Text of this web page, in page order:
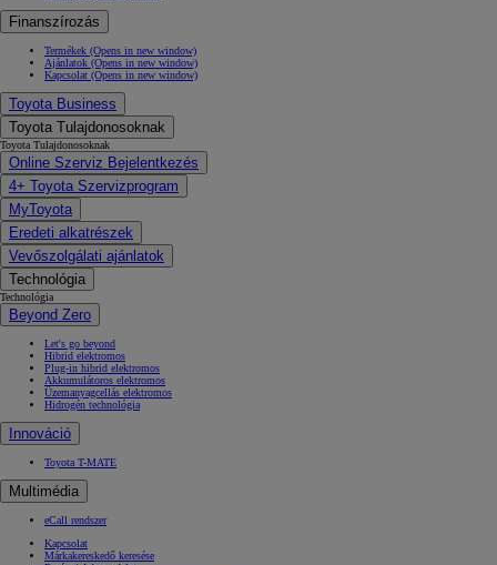
Finanszírozás
Termékek (Opens in new window)
Ajánlatok (Opens in new window)
Kapcsolat (Opens in new window)
Toyota Business
Toyota Tulajdonosoknak
Toyota Tulajdonosoknak
Online Szerviz Bejelentkezés
4+ Toyota Szervizprogram
MyToyota
Eredeti alkatrészek
Vevőszolgálati ajánlatok
Technológia
Technológia
Beyond Zero
Let's go beyond
Hibrid elektromos
Plug-in hibrid elektromos
Akkumulátoros elektromos
Üzemanyagcellás elektromos
Hidrogén technológia
Innováció
Toyota T-MATE
Multimédia
eCall rendszer
Kapcsolat
Márkakereskedő keresése